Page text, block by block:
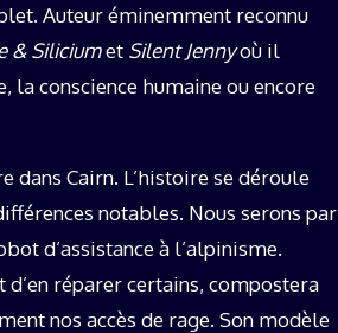
Auteur éminemment reconnu
& Siliciumet Silent Jennyoù il
conscience humaine ou encore
dans Cairn. L’histoire se déroule
notables. Nous serons par
d’assistance à l’alpinisme.
réparer certains, compostera
nos accès de rage. Son modèle